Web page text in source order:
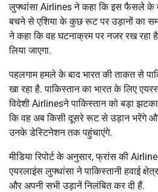
लुफ्थांसा Airlines ने कहा कि इस फैसले के
बचने से एशिया के कुछ रूट पर उड़ानों का
ने कहा कि वह घटनाक्रम पर नजर रख रहा
लिया जाएगा.
पहलगाम हमले के बाद भारत की ताकत से
खा रहा है. पाकिस्तान का भारत के लिए
विदेशी Airlinesने पाकिस्तान को बड़ा
कि वह अब किसी दूसरे रूट से उड़ान भरेंगे
उनके डेस्टिनेशन तक पहुंचाएंगे.
मीडिया रिपोर्ट के अनुसार, फ्रांस की
एयरलाइंस लुफ्थांसा ने पाकिस्तानी हवाई
और अपनी सभी उड़ानें निलंबित कर दी हैं.